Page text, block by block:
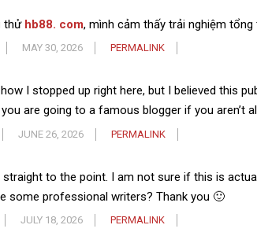
thử hb88. com, mình cảm thấy trải nghiệm tổng
MAY 30, 2026 PERMALINK
I stopped up right here, but I believed this
are going to a famous blogger if you aren’t
JUNE 26, 2026 PERMALINK
to the point. I am not sure if this is
some professional writers? Thank you 🙂
JULY 18, 2026 PERMALINK